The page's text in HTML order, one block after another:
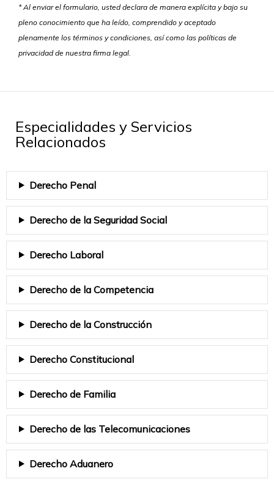
* Al enviar el formulario, usted declara de manera explícita y bajo su
pleno conocimiento que ha leído, comprendido y aceptado
plenamente los términos y condiciones, así como las políticas de
privacidad de nuestra firma legal.
Especialidades y Servicios
Relacionados
Derecho Penal
Derecho de la Seguridad Social
Derecho Laboral
Derecho de la Competencia
Derecho de la Construcción
Derecho Constitucional
Derecho de Familia
Derecho de las Telecomunicaciones
Derecho Aduanero